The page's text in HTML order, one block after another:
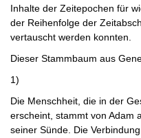
Inhalte der Zeitepochen für
der Reihenfolge der
vertauscht werden konnten.
Dieser Stammbaum aus
1)
Die Menschheit, die in der
erscheint, stammt von Adam
seiner Sünde. Die